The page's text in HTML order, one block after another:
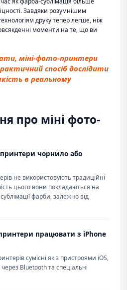
Завдяки розумнішим
друку тепер легше, ніж
моменти на те, що ви
міні-фото-принтери
спосіб дослідити
в реальному
про міні фото-
принтери чорнило або
не використовують традиційні
цього вони покладаються на
фарби, залежно від
працювати з iPhone
сумісні як з пристроями iOS,
Bluetooth та спеціальні